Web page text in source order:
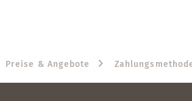
Preise & Angebote